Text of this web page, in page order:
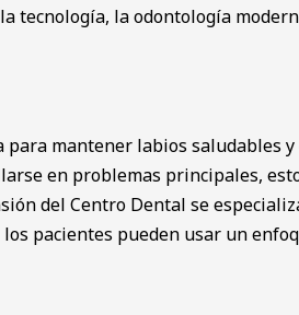
tecnología, la odontología
para mantener labios
en problemas principales,
del Centro Dental se
pacientes pueden usar un